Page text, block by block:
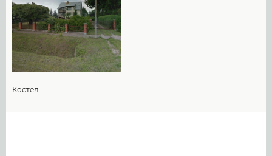
Костёл